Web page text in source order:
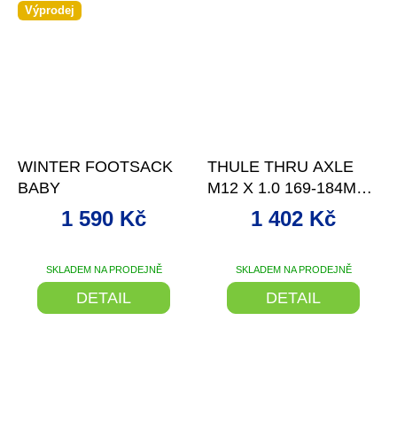
Výprodej
WINTER FOOTSACK
BABY
SKLADEM NA PRODEJNĚ
1 590 Kč
DETAIL
THULE THRU AXLE
M12 X 1.0 169-184MM -
SYNTACE
SKLADEM NA PRODEJNĚ
1 402 Kč
DETAIL